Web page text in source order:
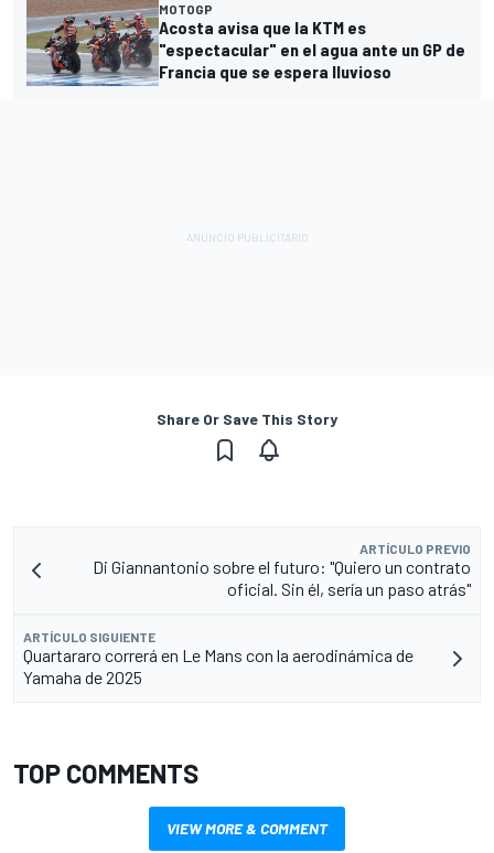
MOTOGP
Acosta avisa que la KTM es
"espectacular" en el agua ante un GP de
Francia que se espera lluvioso
Share Or Save This Story
ARTÍCULO PREVIO
Di Giannantonio sobre el futuro: "Quiero un contrato
oficial. Sin él, sería un paso atrás"
ARTÍCULO SIGUIENTE
Quartararo correrá en Le Mans con la aerodinámica de
Yamaha de 2025
TOP COMMENTS
VIEW MORE & COMMENT